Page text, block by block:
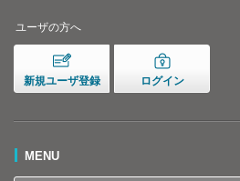
ユーザの方へ
新規ユーザ登録 ログイン
MENU